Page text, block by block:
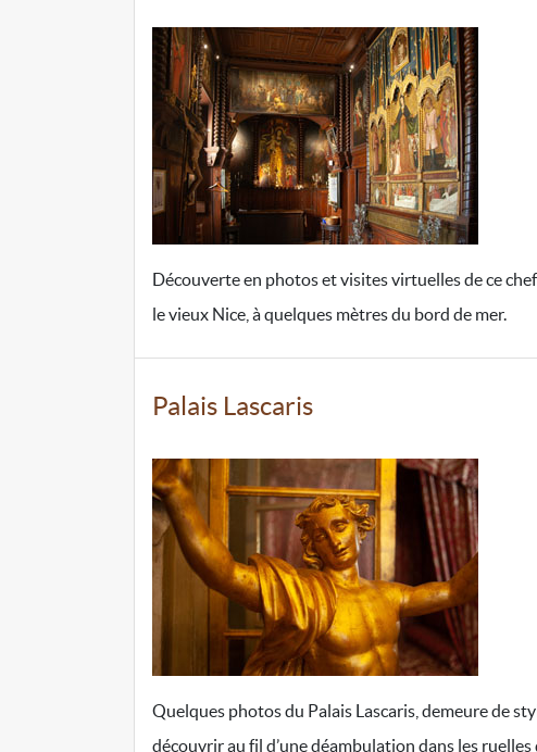
Découverte en photos et visites virtuelles de ce
le vieux Nice, à quelques mètres du bord de mer.
Palais Lascaris
Quelques photos du Palais Lascaris, demeure de
découvrir au fil d’une déambulation dans les ruelles